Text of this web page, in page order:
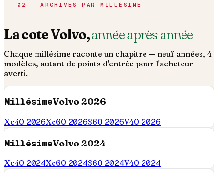
02 · ARCHIVES PAR MILLÉSIME
La coteVolvo,année après année
Chaque millésime raconte un chapitre — neuf années, 4
modèles, autant de points d'entrée pour l'acheteur
averti.
MillésimeVolvo2026
Xc40 2026Xc60 2026S60 2026V40 2026
MillésimeVolvo2024
Xc40 2024Xc60 2024S60 2024V40 2024